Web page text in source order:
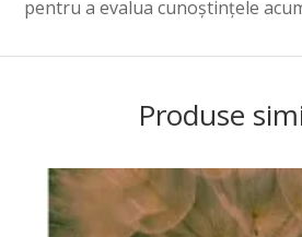
pentru a evalua cunoștințele
Produse